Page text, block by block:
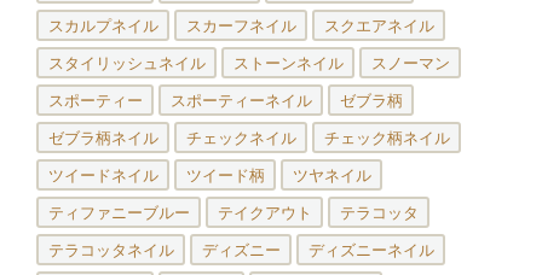
スカルプネイル スカーフネイル スクエアネイル
スタイリッシュネイル ストーンネイル スノーマン
スポーティー スポーティーネイル ゼブラ柄
ゼブラ柄ネイル チェックネイル チェック柄ネイル
ツイードネイル ツイード柄 ツヤネイル
ティファニーブルー テイクアウト テラコッタ
テラコッタネイル ディズニー ディズニーネイル